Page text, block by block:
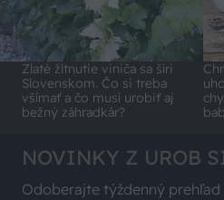
Zlaté žltnutie viniča sa šíri
Slovenskom. Čo si treba
všímať a čo musí urobiť aj
bežný záhradkár?
NOVINKY Z UROB
Odoberajte týždenný